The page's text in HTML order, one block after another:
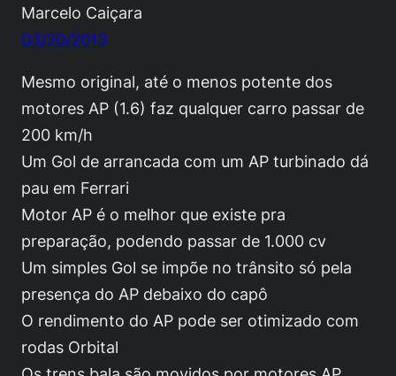
Marcelo Caiçara
03/20/2013
Mesmo original, até o menos potente dos
motores AP (1.6) faz qualquer carro passar de
200 km/h
Um Gol de arrancada com um AP turbinado dá
pau em Ferrari
Motor AP é o melhor que existe pra
preparação, podendo passar de 1.000 cv
Um simples Gol se impõe no trânsito só pela
presença do AP debaixo do capô
O rendimento do AP pode ser otimizado com
rodas Orbital